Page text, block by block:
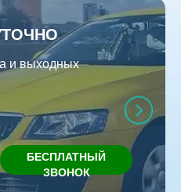
и выходных
БЕСПЛАТНЫЙ
ЗВОНОК